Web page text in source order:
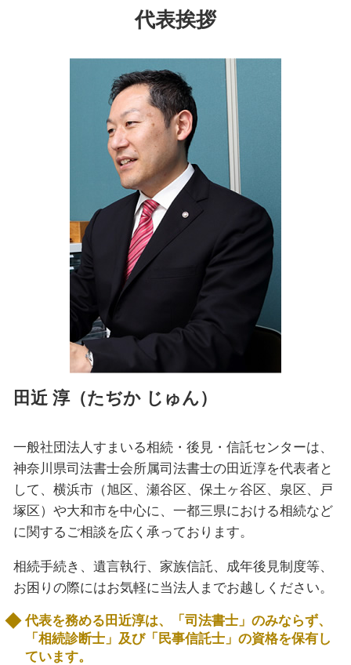
公正証書遺言 必要書類
成年後見制度 手続き
生前贈与 方法
生前贈与 時効
家族信託 専門士
成年後見 監督人
家族信託 旭区 相談
生前対策 瀬谷区 相談
生前対策 神奈川県 相談
相続 埼玉県 相談
家族信託 瀬谷区 司法書士
成年後見制度 東京都 相談
家族信託 大和市 司法書士
生前対策 旭区 相談
生前対策 旭区 司法書士
遺言書 保土ヶ谷区 相談
成年後見制度 旭区 司法書士
生前対策 保土ヶ谷区 司法書士
成年後見制度 大和市 相談
代表挨拶
田近 淳（たぢか じゅん）
一般社団法人すまいる相続・後見・信託センターは、
神奈川県司法書士会所属司法書士の田近淳を代表者と
して、横浜市（旭区、瀬谷区、保土ヶ谷区、泉区、戸
塚区）や大和市を中心に、一都三県における相続など
に関するご相談を広く承っております。
相続手続き、遺言執行、家族信託、成年後見制度等、
お困りの際にはお気軽に当法人までお越しください。
代表を務める田近淳は、「司法書士」のみならず、
「相続診断士」及び「民事信託士」の資格を保有し
ています。